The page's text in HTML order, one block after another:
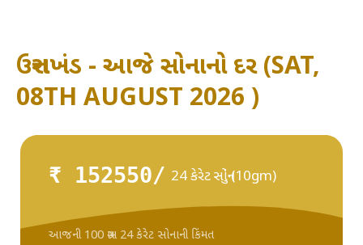
ઉત્તરાખંડ - આજે સોનાનો દર (SAT,
08TH AUGUST 2026 )
₹ 152550/ 24 કેરેટ સોનું (10gm)
આજની 100 ગ્રામ 24 કેરેટ સોનાની કિંમત